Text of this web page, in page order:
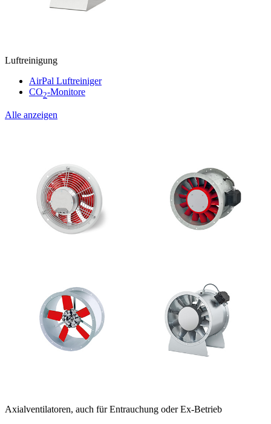
Luftreinigung
AirPal Luftreiniger
CO2-Monitore
Alle anzeigen
Axialventilatoren, auch für Entrauchung oder Ex-Betrieb